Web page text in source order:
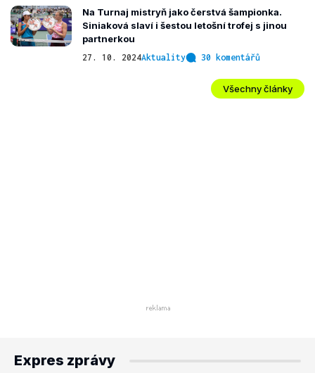
Na Turnaj mistryň jako čerstvá šampionka.
Siniaková slaví i šestou letošní trofej s jinou
partnerkou
27. 10. 2024Aktuality 30 komentářů
Všechny články
Expres zprávy